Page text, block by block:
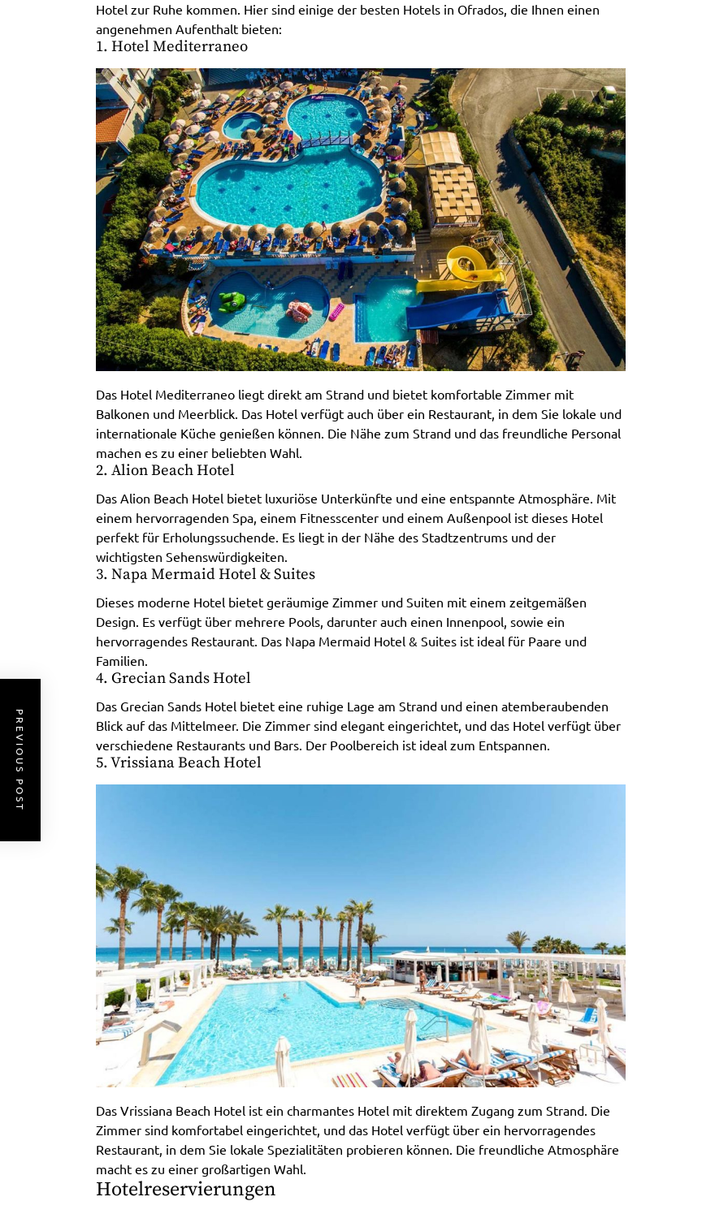
Hotel zur Ruhe kommen. Hier sind einige der besten Hotels in Ofrados, die Ihnen einen
angenehmen Aufenthalt bieten:
1. Hotel Mediterraneo
Das Hotel Mediterraneo liegt direkt am Strand und bietet komfortable Zimmer mit
Balkonen und Meerblick. Das Hotel verfügt auch über ein Restaurant, in dem Sie lokale und
internationale Küche genießen können. Die Nähe zum Strand und das freundliche Personal
machen es zu einer beliebten Wahl.
2. Alion Beach Hotel
Das Alion Beach Hotel bietet luxuriöse Unterkünfte und eine entspannte Atmosphäre. Mit
einem hervorragenden Spa, einem Fitnesscenter und einem Außenpool ist dieses Hotel
perfekt für Erholungssuchende. Es liegt in der Nähe des Stadtzentrums und der
wichtigsten Sehenswürdigkeiten.
3. Napa Mermaid Hotel & Suites
Dieses moderne Hotel bietet geräumige Zimmer und Suiten mit einem zeitgemäßen
Design. Es verfügt über mehrere Pools, darunter auch einen Innenpool, sowie ein
hervorragendes Restaurant. Das Napa Mermaid Hotel & Suites ist ideal für Paare und
Familien.
4. Grecian Sands Hotel
Das Grecian Sands Hotel bietet eine ruhige Lage am Strand und einen atemberaubenden
Blick auf das Mittelmeer. Die Zimmer sind elegant eingerichtet, und das Hotel verfügt über
verschiedene Restaurants und Bars. Der Poolbereich ist ideal zum Entspannen.
5. Vrissiana Beach Hotel
Das Vrissiana Beach Hotel ist ein charmantes Hotel mit direktem Zugang zum Strand. Die
Zimmer sind komfortabel eingerichtet, und das Hotel verfügt über ein hervorragendes
Restaurant, in dem Sie lokale Spezialitäten probieren können. Die freundliche Atmosphäre
macht es zu einer großartigen Wahl.
Hotelreservierungen
PREVIOUS POST